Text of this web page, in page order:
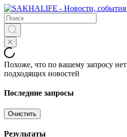
Похоже, что по вашему запросу нет
подходящих новостей
Последние запросы
Очистить
Результаты